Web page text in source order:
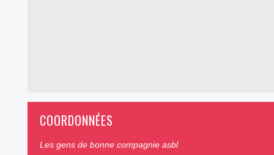
COORDONNÉES
Les gens de bonne compagnie asbl